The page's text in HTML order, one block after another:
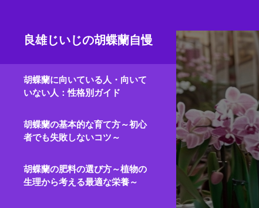
content
良雄じいじの胡蝶蘭自慢
胡蝶蘭に向いている人・向いて
いない人：性格別ガイド
胡蝶蘭の基本的な育て方～初心
者でも失敗しないコツ～
胡蝶蘭の肥料の選び方～植物の
生理から考える最適な栄養～